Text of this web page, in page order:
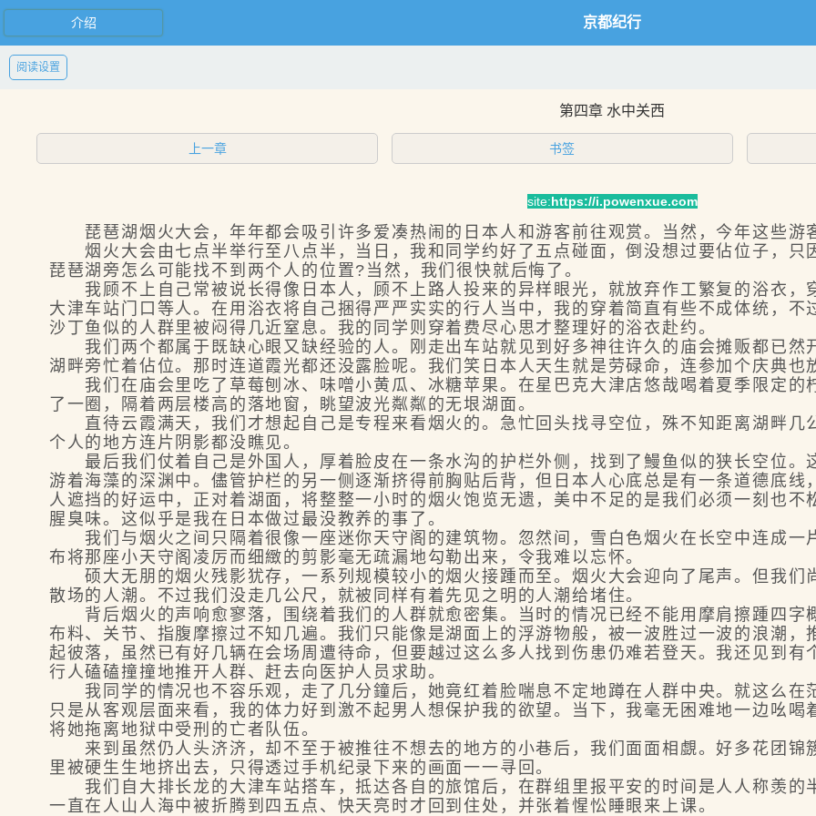
介绍 京都纪行
阅读设置
第四章 水中关西
上一章 书签
site:https://i.powenxue.com
琵琶湖烟火大会，年年都会吸引许多爱凑热闹的日本人和游客前往观赏。当然，今年这些游
烟火大会由七点半举行至八点半，当日，我和同学约好了五点碰面，倒没想过要佔位子，只
琵琶湖旁怎么可能找不到两个人的位置?当然，我们很快就后悔了。
我顾不上自己常被说长得像日本人，顾不上路人投来的异样眼光，就放弃作工繁复的浴衣，
大津车站门口等人。在用浴衣将自己捆得严严实实的行人当中，我的穿着简直有些不成体统，
沙丁鱼似的人群里被闷得几近窒息。我的同学则穿着费尽心思才整理好的浴衣赴约。
我们两个都属于既缺心眼又缺经验的人。刚走出车站就见到好多神往许久的庙会摊贩都已然
湖畔旁忙着佔位。那时连道霞光都还没露脸呢。我们笑日本人天生就是劳碌命，连参加个庆典也
我们在庙会里吃了草莓刨冰、味噌小黄瓜、冰糖苹果。在星巴克大津店悠哉喝着夏季限定的
了一圈，隔着两层楼高的落地窗，眺望波光粼粼的无垠湖面。
直待云霞满天，我们才想起自己是专程来看烟火的。急忙回头找寻空位，殊不知距离湖畔几
个人的地方连片阴影都没瞧见。
最后我们仗着自己是外国人，厚着脸皮在一条水沟的护栏外侧，找到了鰻鱼似的狭长空位。
游着海藻的深渊中。儘管护栏的另一侧逐渐挤得前胸贴后背，但日本人心底总是有一条道德底
人遮挡的好运中，正对着湖面，将整整一小时的烟火饱览无遗，美中不足的是我们必须一刻也
腥臭味。这似乎是我在日本做过最没教养的事了。
我们与烟火之间只隔着很像一座迷你天守阁的建筑物。忽然间，雪白色烟火在长空中连成一
布将那座小天守阁凌厉而细緻的剪影毫无疏漏地勾勒出来，令我难以忘怀。
硕大无朋的烟火残影犹存，一系列规模较小的烟火接踵而至。烟火大会迎向了尾声。但我们
散场的人潮。不过我们没走几公尺，就被同样有着先见之明的人潮给堵住。
背后烟火的声响愈寥落，围绕着我们的人群就愈密集。当时的情况已经不能用摩肩擦踵四字
布料、关节、指腹摩擦过不知几遍。我们只能像是湖面上的浮游物般，被一波胜过一波的浪潮
起彼落，虽然已有好几辆在会场周遭待命，但要越过这么多人找到伤患仍难若登天。我还见到
行人磕磕撞撞地推开人群、赶去向医护人员求助。
我同学的情况也不容乐观，走了几分鐘后，她竟红着脸喘息不定地蹲在人群中央。就这么在
只是从客观层面来看，我的体力好到激不起男人想保护我的欲望。当下，我毫无困难地一边吆
将她拖离地狱中受刑的亡者队伍。
来到虽然仍人头济济，却不至于被推往不想去的地方的小巷后，我们面面相覷。好多花团锦
里被硬生生地挤出去，只得透过手机纪录下来的画面一一寻回。
我们自大排长龙的大津车站搭车，抵达各自的旅馆后，在群组里报平安的时间是人人称羡的
一直在人山人海中被折腾到四五点、快天亮时才回到住处，并张着惺忪睡眼来上课。